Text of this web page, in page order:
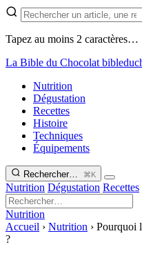
Tapez au moins 2 caractères…
La Bible du Chocolat
Nutrition
Dégustation
Recettes
Histoire
Techniques
Équipements
Rechercher… ⌘K
Nutrition Dégustation Recettes
Nutrition
Accueil › Nutrition › Pourquoi
?